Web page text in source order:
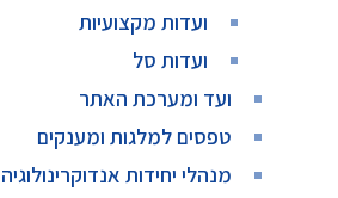
ועדות מקצועיות
ועדות סל
ועד ומערכת האתר
טפסים למלגות ומענקים
מנהלי יחידות אנדוקרינולוגיה